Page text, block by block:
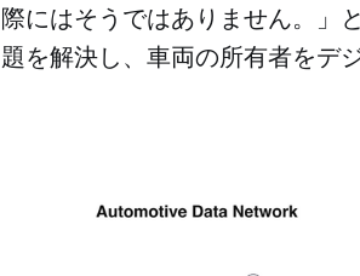
際にはそうではありません。」
題を解決し、車両の所有者をデ